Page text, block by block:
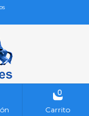
0
Carrito